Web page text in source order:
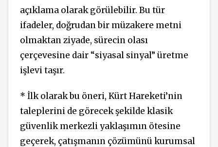
açıklama olarak görülebilir. Bu tür
ifadeler, doğrudan bir müzakere metni
olmaktan ziyade, sürecin olası
çerçevesine dair “siyasal sinyal” üretme
işlevi taşır.
* İlk olarak bu öneri, Kürt Hareketi’nin
taleplerini de görecek şekilde klasik
güvenlik merkezli yaklaşımın ötesine
geçerek, çatışmanın çözümünü kurumsal